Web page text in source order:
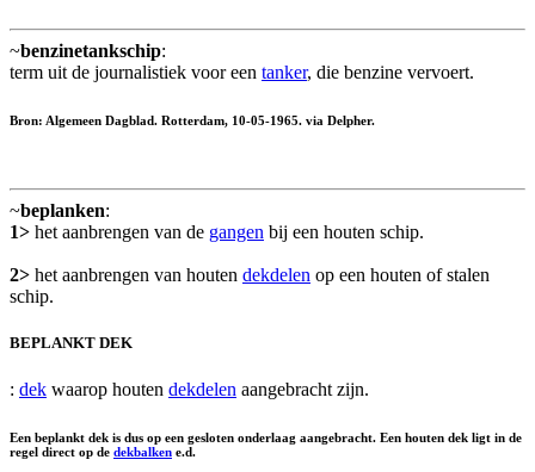
~benzinetankschip:
term uit de journalistiek voor een tanker, die benzine vervoert.
Bron: Algemeen Dagblad. Rotterdam, 10-05-1965. via Delpher.
~beplanken:
1> het aanbrengen van de gangen bij een houten schip.
2> het aanbrengen van houten dekdelen op een houten of stalen
schip.
BEPLANKT DEK
: dek waarop houten dekdelen aangebracht zijn.
Een beplankt dek is dus op een gesloten onderlaag aangebracht. Een houten dek ligt in de
regel direct op de dekbalken e.d.